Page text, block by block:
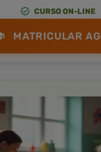
CURSO ON-LINE
MATRICULAR